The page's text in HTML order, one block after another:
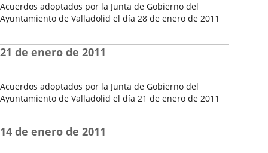
Acuerdos adoptados por la Junta de Gobierno del
Ayuntamiento de Valladolid el día 28 de enero de 2011
del
Pleno
Acuerdos adoptados por la Junta de Gobierno del
Ayuntamiento de Valladolid el día 21 de enero de 2011
del
Pleno
21 de enero de 2011
14 de enero de 2011